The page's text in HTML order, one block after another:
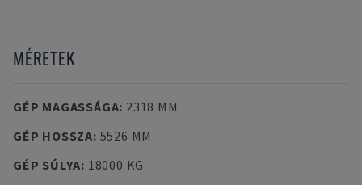
MÉRETEK
GÉP MAGASSÁGA: 2318 MM
GÉP HOSSZA: 5526 MM
GÉP SÚLYA: 18000 KG